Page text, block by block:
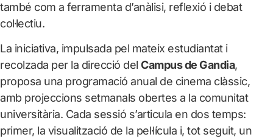
també com a ferramenta d’anàlisi, reflexió i debat
col·lectiu.
La iniciativa, impulsada pel mateix estudiantat i
recolzada per la direcció del Campus de Gandia,
proposa una programació anual de cinema clàssic,
amb projeccions setmanals obertes a la comunitat
universitària. Cada sessió s’articula en dos temps:
primer, la visualització de la pel·lícula i, tot seguit, un